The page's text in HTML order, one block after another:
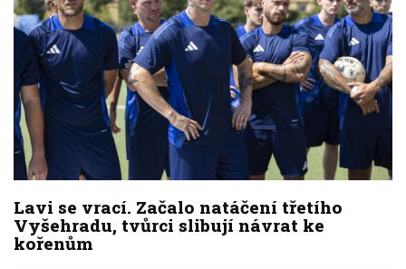
Lavi se vrací. Začalo natáčení třetího
Vyšehradu, tvůrci slibují návrat ke
kořenům